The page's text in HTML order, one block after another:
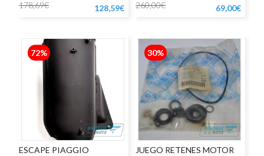
178,69€ 128,59€ 260,00€ 69,00€
72%
ESCAPE PIAGGIO
30%
JUEGO RETENES MOTOR